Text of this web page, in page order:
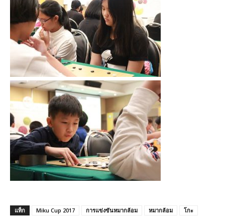
แท็ก Miku Cup 2017 การแข่งขันหมากล้อม หมากล้อม โกะ